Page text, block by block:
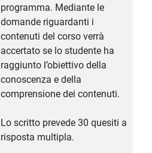
programma. Mediante le
domande riguardanti i
contenuti del corso verrà
accertato se lo studente ha
raggiunto l’obiettivo della
conoscenza e della
comprensione dei contenuti.
Lo scritto prevede 30 quesiti a
risposta multipla.